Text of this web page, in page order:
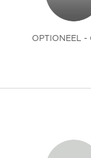
OPTIONEEL -